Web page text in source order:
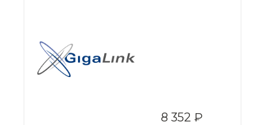
8 352 ₽